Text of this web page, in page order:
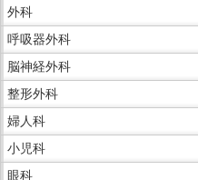
外科
呼吸器外科
脳神経外科
整形外科
婦人科
小児科
眼科